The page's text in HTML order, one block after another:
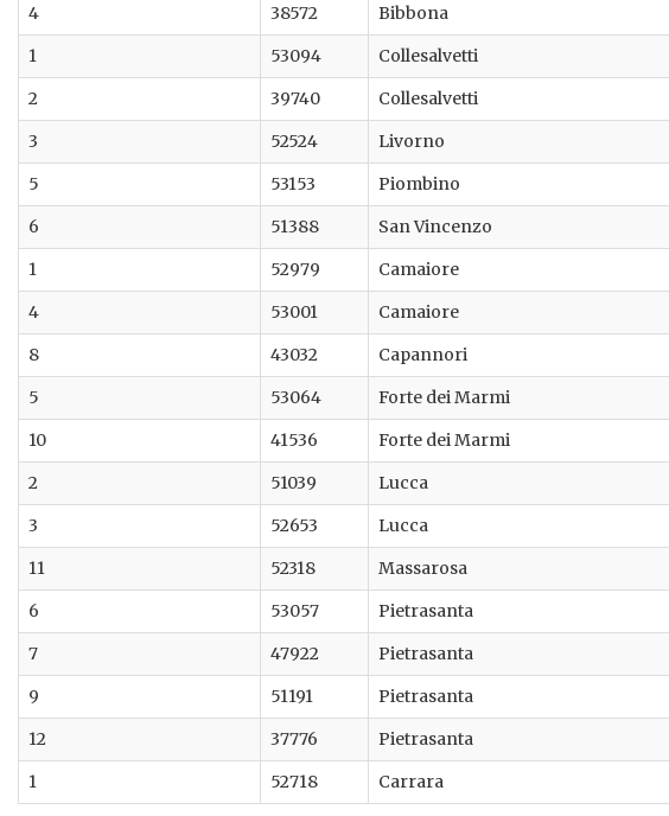
4
38572 Bibbona
1
53094 Collesalvetti
2
39740 Collesalvetti
3
52524 Livorno
5
53153 Piombino
6
51388 San Vincenzo
1
52979 Camaiore
4
53001 Camaiore
8
43032 Capannori
5
53064 Forte dei Marmi
10
41536 Forte dei Marmi
2
51039 Lucca
3
52653 Lucca
11
52318 Massarosa
6
53057 Pietrasanta
7
47922 Pietrasanta
9
51191 Pietrasanta
12
37776 Pietrasanta
1
52718 Carrara